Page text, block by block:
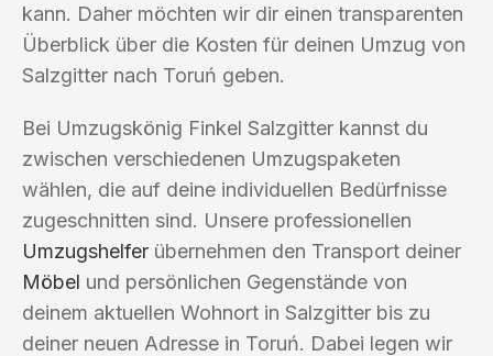
kann. Daher möchten wir dir einen transparenten
Überblick über die Kosten für deinen Umzug von
Salzgitter nach Toruń geben.
Bei Umzugskönig Finkel Salzgitter kannst du
zwischen verschiedenen Umzugspaketen
wählen, die auf deine individuellen Bedürfnisse
zugeschnitten sind. Unsere professionellen
Umzugshelfer übernehmen den Transport deiner
Möbel und persönlichen Gegenstände von
deinem aktuellen Wohnort in Salzgitter bis zu
deiner neuen Adresse in Toruń. Dabei legen wir